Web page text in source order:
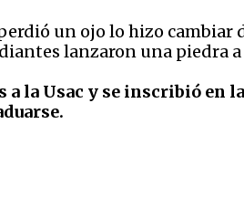
un ojo lo hizo cambiar
lanzaron una piedra
a la Usac y se inscribió en